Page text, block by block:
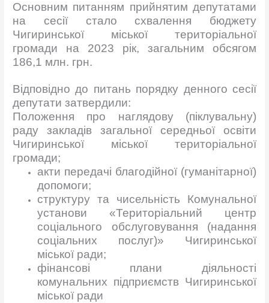
Основним питанням прийнятим депутатами
на сесії стало схвалення бюджету
Чигиринської міської територіальної
громади на 2023 рік, загальним обсягом
186,1 млн. грн.
Відповідно до питань порядку денного сесії
депутати затвердили:
Положення про наглядову (піклувальну)
раду закладів загальної середньої освіти
Чигиринської міської територіальної
громади;
акти передачі благодійної (гуманітарної)
допомоги;
структуру та чисельність Комунальної
установи «Територіальний центр
соціального обслуговування (надання
соціальних послуг)» Чигиринської
міської ради;
фінансові плани діяльності
комунальних підприємств Чигиринської
міської ради